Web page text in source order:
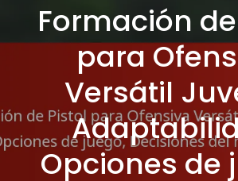
Formación
para
Versátil
Opciones de